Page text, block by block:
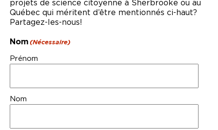
projets de science citoyenne à Sherbrooke ou au
Québec qui méritent d’être mentionnés ci-haut?
Partagez-les-nous!
Nom (Nécessaire)
Prénom
Nom